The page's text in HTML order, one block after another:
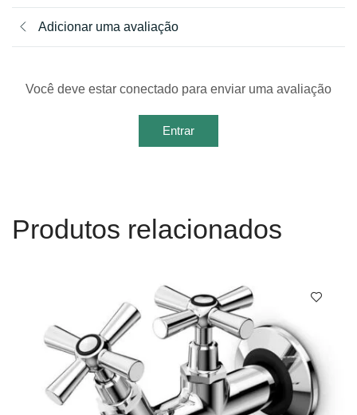
Adicionar uma avaliação
Você deve estar conectado para enviar uma avaliação
Entrar
Produtos relacionados